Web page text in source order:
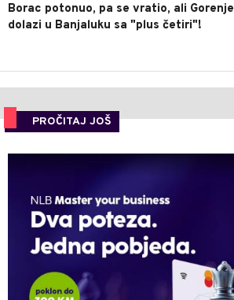
Borac potonuo, pa se vratio, ali Gorenje
dolazi u Banjaluku sa "plus četiri"!
PROČITAJ JOŠ